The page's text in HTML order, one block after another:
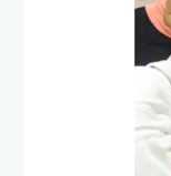
「今北区はあつ
る企画がこれか